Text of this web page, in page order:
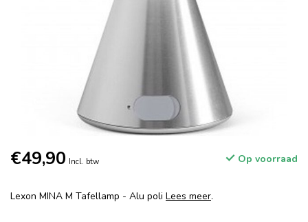
€49,90 Incl. btw Op voorraad
Lexon MINA M Tafellamp - Alu poli Lees meer.